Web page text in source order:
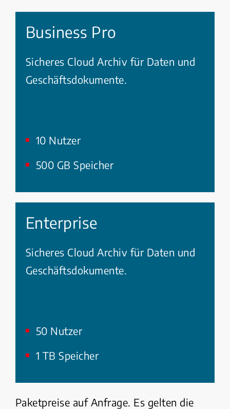
Business Pro
Sicheres Cloud Archiv für Daten und
Geschäftsdokumente.
10 Nutzer
500 GB Speicher
Enterprise
Sicheres Cloud Archiv für Daten und
Geschäftsdokumente.
50 Nutzer
1 TB Speicher
Paketpreise auf Anfrage. Es gelten die